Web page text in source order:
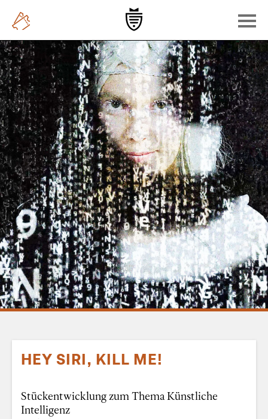
HEY SIRI, KILL ME!
Stückentwicklung zum Thema Künstliche
Intelligenz